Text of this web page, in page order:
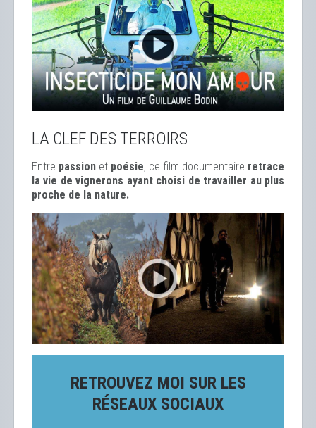
LA CLEF DES TERROIRS
Entre passion et poésie, ce film documentaire retrace
la vie de vignerons ayant choisi de travailler au plus
proche de la nature.
RETROUVEZ MOI SUR LES
RÉSEAUX SOCIAUX